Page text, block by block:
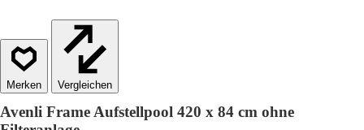
Vergleichen
Avenli Frame Aufstellpool 420 x 84 cm ohne